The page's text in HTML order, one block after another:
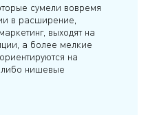
сумели вовремя
в расширение,
выходят на
а более мелкие
на
нишевые